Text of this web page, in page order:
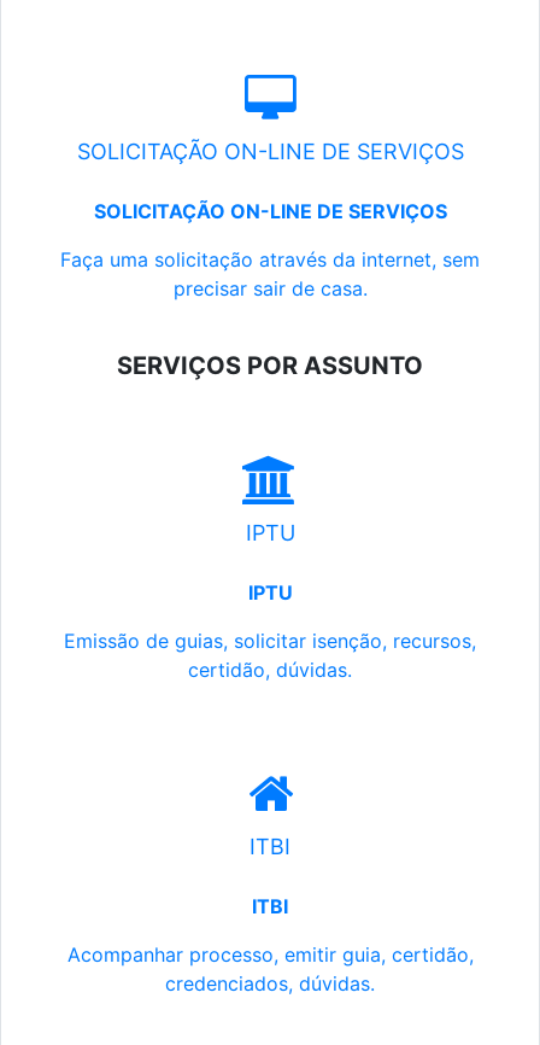
SOLICITAÇÃO ON-LINE DE SERVIÇOS
SOLICITAÇÃO ON-LINE DE SERVIÇOS
Faça uma solicitação através da internet, sem
precisar sair de casa.
SERVIÇOS POR ASSUNTO
IPTU
IPTU
Emissão de guias, solicitar isenção, recursos,
certidão, dúvidas.
ITBI
ITBI
Acompanhar processo, emitir guia, certidão,
credenciados, dúvidas.